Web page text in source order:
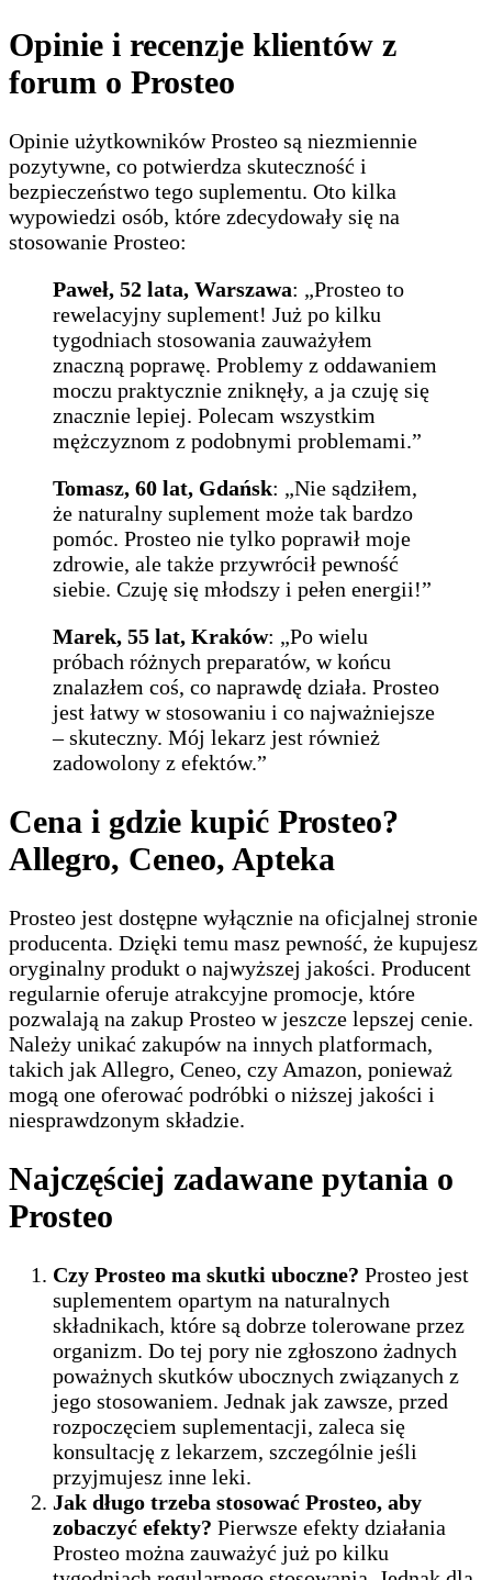
Opinie i recenzje klientów z
forum o Prosteo
Opinie użytkowników Prosteo są niezmiennie
pozytywne, co potwierdza skuteczność i
bezpieczeństwo tego suplementu. Oto kilka
wypowiedzi osób, które zdecydowały się na
stosowanie Prosteo:
Paweł, 52 lata, Warszawa: „Prosteo to
rewelacyjny suplement! Już po kilku
tygodniach stosowania zauważyłem
znaczną poprawę. Problemy z oddawaniem
moczu praktycznie zniknęły, a ja czuję się
znacznie lepiej. Polecam wszystkim
mężczyznom z podobnymi problemami.”
Tomasz, 60 lat, Gdańsk: „Nie sądziłem,
że naturalny suplement może tak bardzo
pomóc. Prosteo nie tylko poprawił moje
zdrowie, ale także przywrócił pewność
siebie. Czuję się młodszy i pełen energii!”
Marek, 55 lat, Kraków: „Po wielu
próbach różnych preparatów, w końcu
znalazłem coś, co naprawdę działa. Prosteo
jest łatwy w stosowaniu i co najważniejsze
– skuteczny. Mój lekarz jest również
zadowolony z efektów.”
Cena i gdzie kupić Prosteo?
Allegro, Ceneo, Apteka
Prosteo jest dostępne wyłącznie na oficjalnej stronie
producenta. Dzięki temu masz pewność, że kupujesz
oryginalny produkt o najwyższej jakości. Producent
regularnie oferuje atrakcyjne promocje, które
pozwalają na zakup Prosteo w jeszcze lepszej cenie.
Należy unikać zakupów na innych platformach,
takich jak Allegro, Ceneo, czy Amazon, ponieważ
mogą one oferować podróbki o niższej jakości i
niesprawdzonym składzie.
Najczęściej zadawane pytania o
Prosteo
Czy Prosteo ma skutki uboczne? Prosteo jest
suplementem opartym na naturalnych
składnikach, które są dobrze tolerowane przez
organizm. Do tej pory nie zgłoszono żadnych
poważnych skutków ubocznych związanych z
jego stosowaniem. Jednak jak zawsze, przed
rozpoczęciem suplementacji, zaleca się
konsultację z lekarzem, szczególnie jeśli
przyjmujesz inne leki.
Jak długo trzeba stosować Prosteo, aby
zobaczyć efekty? Pierwsze efekty działania
Prosteo można zauważyć już po kilku